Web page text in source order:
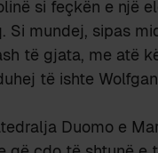
si feçkën e një
Si mundej, sipas
të gjata, me atë
të ishte
Duomo e